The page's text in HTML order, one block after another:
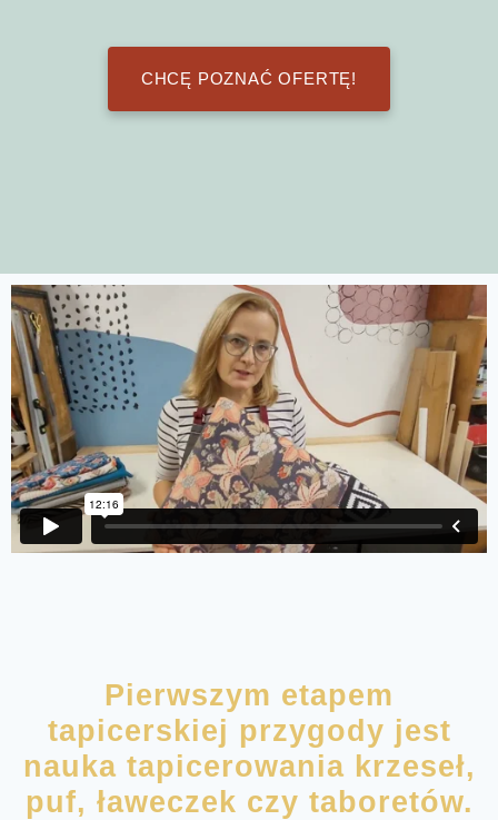
CHCĘ POZNAĆ OFERTĘ!
Pierwszym etapem
tapicerskiej przygody jest
nauka tapicerowania krzeseł,
puf, ławeczek czy taboretów.